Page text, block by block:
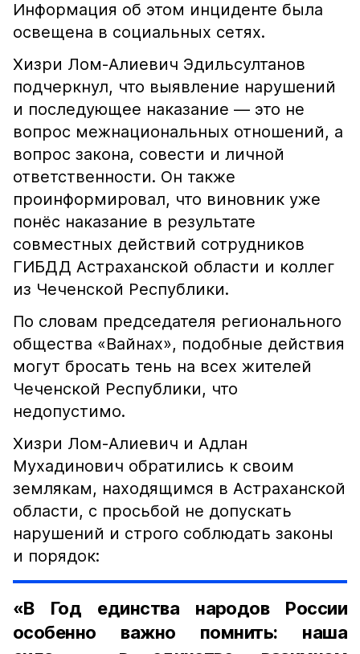
Информация об этом инциденте была
освещена в социальных сетях.
Хизри Лом-Алиевич Эдильсултанов
подчеркнул, что выявление нарушений
и последующее наказание — это не
вопрос межнациональных отношений, а
вопрос закона, совести и личной
ответственности. Он также
проинформировал, что виновник уже
понёс наказание в результате
совместных действий сотрудников
ГИБДД Астраханской области и коллег
из Чеченской Республики.
По словам председателя регионального
общества «Вайнах», подобные действия
могут бросать тень на всех жителей
Чеченской Республики, что
недопустимо.
Хизри Лом-Алиевич и Адлан
Мухадинович обратились к своим
землякам, находящимся в Астраханской
области, с просьбой не допускать
нарушений и строго соблюдать законы
и порядок:
«В Год единства народов России
особенно важно помнить: наша